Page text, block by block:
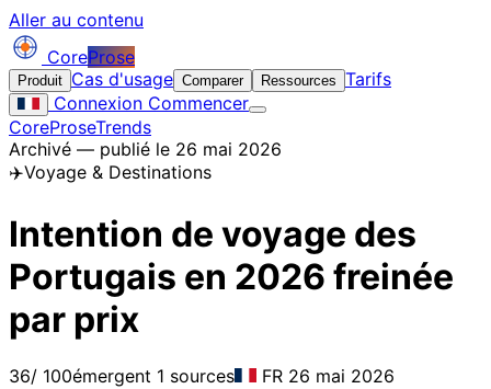
Aller au contenu
CoreProse
Produit Cas d'usage Comparer Ressources Tarifs
Connexion Commencer
CoreProseTrends
Archivé — publié le 26 mai 2026
✈️Voyage & Destinations
Intention de voyage des
Portugais en 2026 freinée
par prix
36/ 100émergent 1 sources FR 26 mai 2026